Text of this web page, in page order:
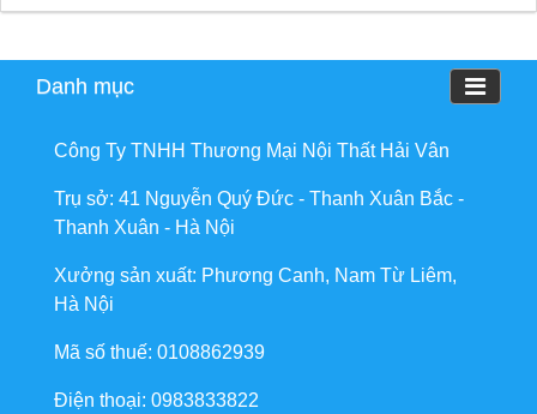
Danh mục
Công Ty TNHH Thương Mại Nội Thất Hải Vân
Trụ sở: 41 Nguyễn Quý Đức - Thanh Xuân Bắc -
Thanh Xuân - Hà Nội
Xưởng sản xuất: Phương Canh, Nam Từ Liêm,
Hà Nội
Mã số thuế: 0108862939
Điện thoại: 0983833822